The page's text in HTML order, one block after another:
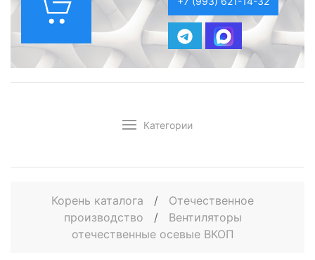
Категории
Корень каталога /
Отечественное
производство
/
Вентиляторы
отечественные осевые ВКОП